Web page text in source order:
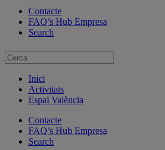
Contacte
FAQ’s Hub Empresa
Search
Inici
Activitats
Espai València
Contacte
FAQ’s Hub Empresa
Search